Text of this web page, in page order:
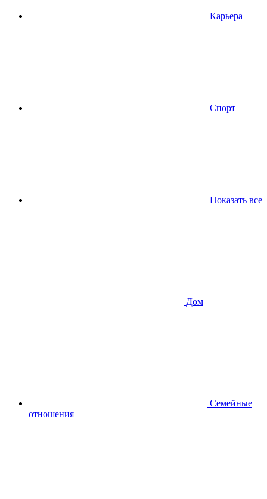
Карьера
Спорт
Показать все
Дом
Семейные
отношения